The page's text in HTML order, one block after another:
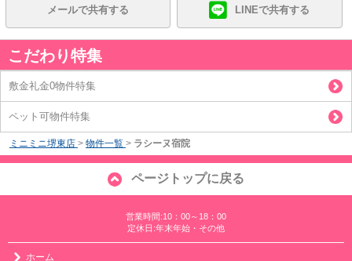
メールで共有する LINEで共有する
こだわり特集
敷金礼金0物件特集
ペット可物件特集
ミニミニ堺東店 > 物件一覧 > ラシーヌ宿院
ページトップに戻る
営業時間:10：00～18：00
定休日:年末年始・その他
ホーム